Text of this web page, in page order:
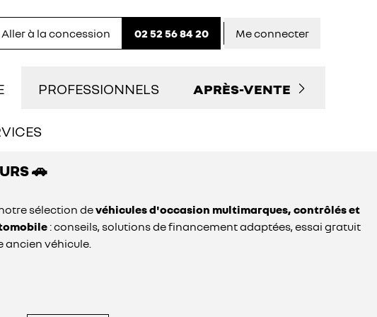
Aller à la concession 02 52 56 84 20 Me connecter
PROFESSIONNELS
UTILITAIRES D'OCCASION
NOS SERVICES AUX PRO
CONTACTEZ UN CONSEILLER "PRO"
APRÈS-VENTE
ENTRETIEN ET
🚗
sélection devéhicules d'occasion multimarques, contrôlés et
: conseils, solutions de financement adaptées, essai gratuit
ancien véhicule.